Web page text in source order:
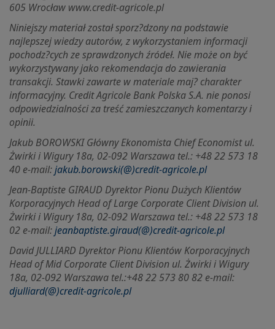
605 Wrocław www.credit-agricole.pl
Niniejszy materiał został sporz?dzony na podstawie
najlepszej wiedzy autorów, z wykorzystaniem informacji
pochodz?cych ze sprawdzonych źródeł. Nie może on być
wykorzystywany jako rekomendacja do zawierania
transakcji. Stawki zawarte w materiale maj? charakter
informacyjny. Credit Agricole Bank Polska S.A. nie ponosi
odpowiedzialności za treść zamieszczanych komentarzy i
opinii.
Jakub BOROWSKI Główny Ekonomista Chief Economist ul.
Żwirki i Wigury 18a, 02-092 Warszawa tel.: +48 22 573 18
40 e-mail:jakub.borowski(@)credit-agricole.pl
Jean-Baptiste GIRAUD Dyrektor Pionu Dużych Klientów
Korporacyjnych Head of Large Corporate Client Division ul.
Żwirki i Wigury 18a, 02-092 Warszawa tel.: +48 22 573 18
02 e-mail:jeanbaptiste.giraud(@)credit-agricole.pl
David JULLIARD Dyrektor Pionu Klientów Korporacyjnych
Head of Mid Corporate Client Division ul. Żwirki i Wigury
18a, 02-092 Warszawa tel.:+48 22 573 80 82 e-mail:
djulliard(@)credit-agricole.pl